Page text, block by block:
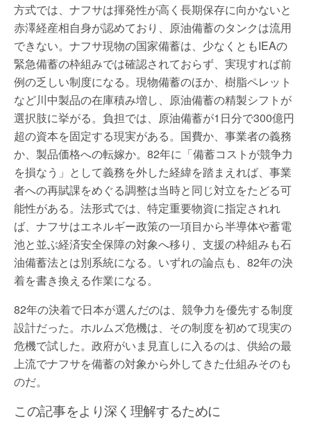
方式では、ナフサは揮発性が高く長期保存に向かないと
赤澤経産相自身が認めており、原油備蓄のタンクは流用
できない。ナフサ現物の国家備蓄は、少なくともIEAの
緊急備蓄の枠組みでは確認されておらず、実現すれば前
例の乏しい制度になる。現物備蓄のほか、樹脂ペレット
など川中製品の在庫積み増し、原油備蓄の精製シフトが
選択肢に挙がる。負担では、原油備蓄が1日分で300億円
超の資本を固定する現実がある。国費か、事業者の義務
か、製品価格への転嫁か。82年に「備蓄コストが競争力
を損なう」として義務を外した経緯を踏まえれば、事業
者への再賦課をめぐる調整は当時と同じ対立をたどる可
能性がある。法形式では、特定重要物資に指定されれ
ば、ナフサはエネルギー政策の一項目から半導体や蓄電
池と並ぶ経済安全保障の対象へ移り、支援の枠組みも石
油備蓄法とは別系統になる。いずれの論点も、82年の決
着を書き換える作業になる。
82年の決着で日本が選んだのは、競争力を優先する制度
設計だった。ホルムズ危機は、その制度を初めて現実の
危機で試した。政府がいま見直しに入るのは、供給の最
上流でナフサを備蓄の対象から外してきた仕組みそのも
のだ。
この記事をより深く理解するために